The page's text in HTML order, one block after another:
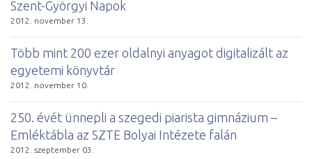
Szent-Györgyi Napok
2012. november 13.
Több mint 200 ezer oldalnyi anyagot digitalizált az
egyetemi könyvtár
2012. november 10.
250. évét ünnepli a szegedi piarista gimnázium –
Emléktábla az SZTE Bolyai Intézete falán
2012. szeptember 03.